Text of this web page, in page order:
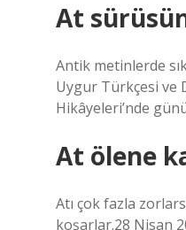
At
Antik metinlerde
Uygur Türkçesi ve
Hikâyeleri’nde
At ölene
Atı çok fazla
koşarlar.28 Nisan